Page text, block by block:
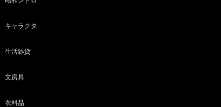
キャラクタ
生活雑貨
文房具
衣料品